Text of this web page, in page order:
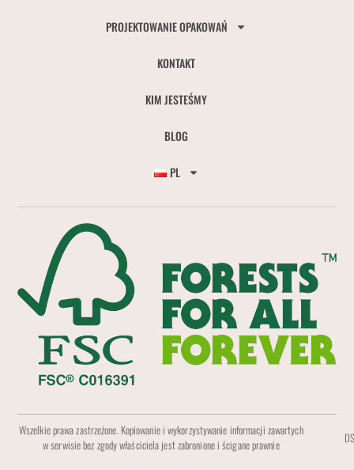
PROJEKTOWANIE OPAKOWAŃ
KONTAKT
KIM JESTEŚMY
BLOG
PL
Wszelkie prawa zastrzeżone. Kopiowanie i wykorzystywanie informacji zawartych
w serwisie bez zgody właściciela jest zabronione i ścigane prawnie